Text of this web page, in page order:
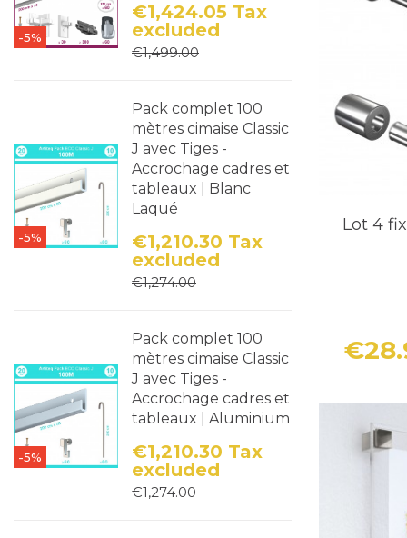
-5% Price
€1,424.05 Tax
excluded
Regular price
€1,499.00
-5%
Pack complet 100
mètres cimaise Classic
J avec Tiges -
Accrochage cadres et
tableaux | Blanc
Laqué
Price
€1,210.30 Tax
excluded
Regular price
€1,274.00
-5%
Pack complet 100
mètres cimaise Classic
J avec Tiges -
Accrochage cadres et
tableaux | Aluminium
Price
€1,210.30 Tax
excluded
Regular price
€1,274.00
5.
Qu'il
fixation,
séparant
Avec sa
De plus, la
utilisée
En
Si vous
fixations
Lot 4